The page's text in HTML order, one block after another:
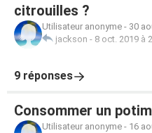
citrouilles ?
Utilisateur anonyme - 30
jackson - 8 oct. 2019 à
9 réponses
Consommer un
Utilisateur anonyme - 16